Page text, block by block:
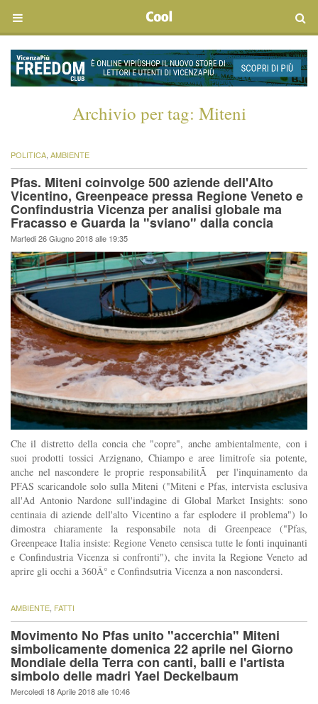
Archivio per tag: Miteni
POLITICA, AMBIENTE
Pfas. Miteni coinvolge 500 aziende dell'Alto
Vicentino, Greenpeace pressa Regione Veneto e
Confindustria Vicenza per analisi globale ma
Fracasso e Guarda la "sviano" dalla concia
Martedi 26 Giugno 2018 alle 19:35
Che il distretto della concia che "copre", anche ambientalmente, con i
suoi prodotti tossici Arzignano, Chiampo e aree limitrofe sia potente,
anche nel nascondere le proprie responsabilitÃ per l'inquinamento da
PFAS scaricandole solo sulla Miteni ("Miteni e Pfas, intervista esclusiva
all'Ad Antonio Nardone sull'indagine di Global Market Insights: sono
centinaia di aziende dell'alto Vicentino a far esplodere il problema") lo
dimostra chiaramente la responsabile nota di Greenpeace ("Pfas,
Greenpeace Italia insiste: Regione Veneto censisca tutte le fonti inquinanti
e Confindustria Vicenza si confronti"), che invita la Regione Veneto ad
aprire gli occhi a 360Â° e Confindsutria Vicenza a non nascondersi.
AMBIENTE FATTI
Movimento No Pfas unito "accerchia" Miteni
simbolicamente domenica 22 aprile nel Giorno
Mondiale della Terra con canti, balli e l'artista
simbolo delle madri Yael Deckelbaum
Mercoledi 18 Aprile 2018 alle 10:46